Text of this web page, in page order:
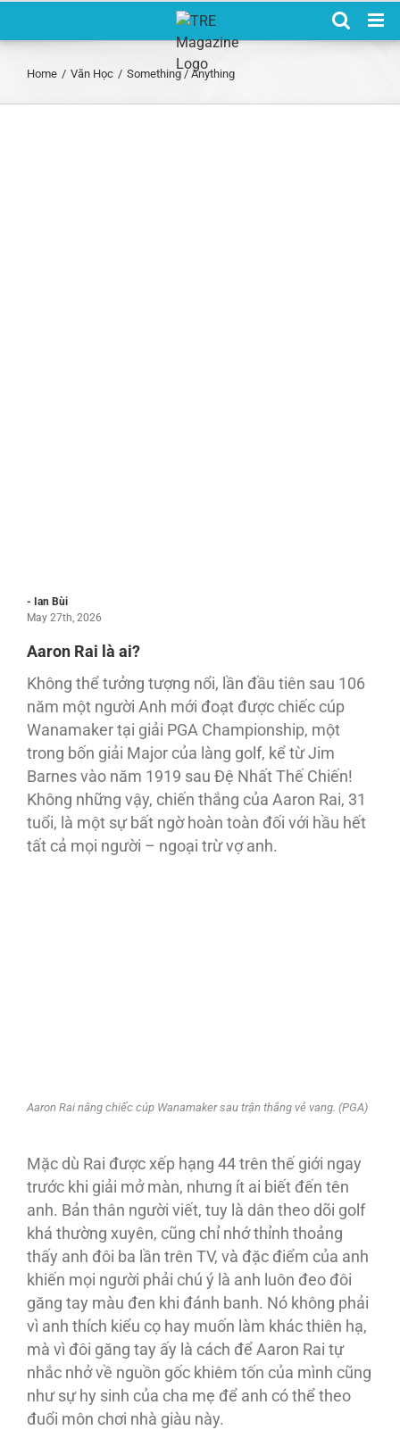
Home / Văn Học / Something / Anything
- Ian Bùi
May 27th, 2026
Aaron Rai là ai?
Không thể tưởng tượng nổi, lần đầu tiên sau 106
năm một người Anh mới đoạt được chiếc cúp
Wanamaker tại giải PGA Championship, một
trong bốn giải Major của làng golf, kể từ Jim
Barnes vào năm 1919 sau Đệ Nhất Thế Chiến!
Không những vậy, chiến thắng của Aaron Rai, 31
tuổi, là một sự bất ngờ hoàn toàn đối với hầu hết
tất cả mọi người – ngoại trừ vợ anh.
Aaron Rai nâng chiếc cúp Wanamaker sau trận thắng vẻ vang. (PGA)
Mặc dù Rai được xếp hạng 44 trên thế giới ngay
trước khi giải mở màn, nhưng ít ai biết đến tên
anh. Bản thân người viết, tuy là dân theo dõi golf
khá thường xuyên, cũng chỉ nhớ thỉnh thoảng
thấy anh đôi ba lần trên TV, và đặc điểm của anh
khiến mọi người phải chú ý là anh luôn đeo đôi
găng tay màu đen khi đánh banh. Nó không phải
vì anh thích kiểu cọ hay muốn làm khác thiên hạ,
mà vì đôi găng tay ấy là cách để Aaron Rai tự
nhắc nhở về nguồn gốc khiêm tốn của mình cũng
như sự hy sinh của cha mẹ để anh có thể theo
đuổi môn chơi nhà giàu này.